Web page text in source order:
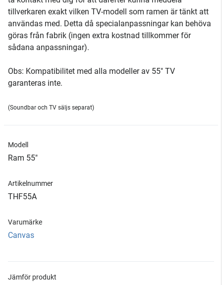
tillverkaren exakt vilken TV-modell som ramen är tänkt att
användas med. Detta då specialanpassningar kan behöva
göras från fabrik (ingen extra kostnad tillkommer för
sådana anpassningar).
Obs: Kompatibilitet med alla modeller av 55" TV
garanteras inte.
(Soundbar och TV säljs separat)
Modell
Ram 55"
Artikelnummer
THF55A
Varumärke
Canvas
Jämför produkt